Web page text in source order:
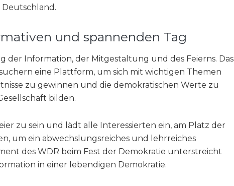
und spannenden Tag
der Information, der Mitgestaltung und des Feierns. Das
eine Plattform, um sich mit wichtigen Themen
zu gewinnen und die demokratischen Werte zu
bilden.
zu sein und lädt alle Interessierten ein, am Platz der
um ein abwechslungsreiches und lehrreiches
des WDR beim Fest der Demokratie unterstreicht
in einer lebendigen Demokratie.